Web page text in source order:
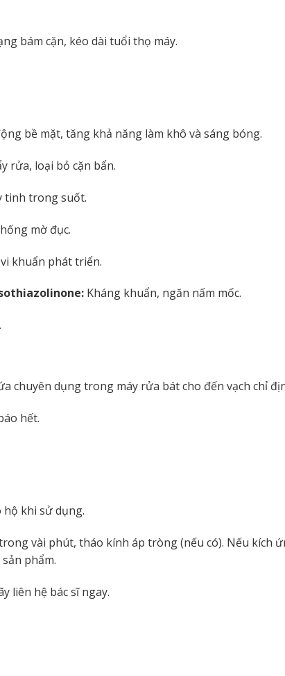
bám cặn, kéo dài tuổi thọ máy.
bề mặt, tăng khả năng làm khô và sáng bóng.
rửa, loại bỏ cặn bẩn.
tinh trong suốt.
mờ đục.
khuẩn phát triển.
Kháng khuẩn, ngăn nấm mốc.
chuyên dụng trong máy rửa bát cho đến vạch chỉ
hết.
hộ khi sử dụng.
vài phút, tháo kính áp tròng (nếu có). Nếu kích
phẩm.
liên hệ bác sĩ ngay.